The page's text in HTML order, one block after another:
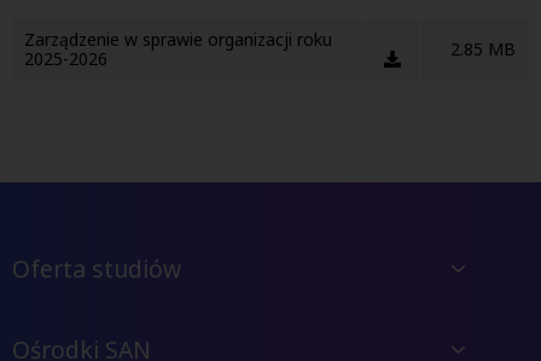
Zarządzenie w sprawie organizacji roku
2025-2026
2.85 MB
Oferta studiów
Ośrodki SAN